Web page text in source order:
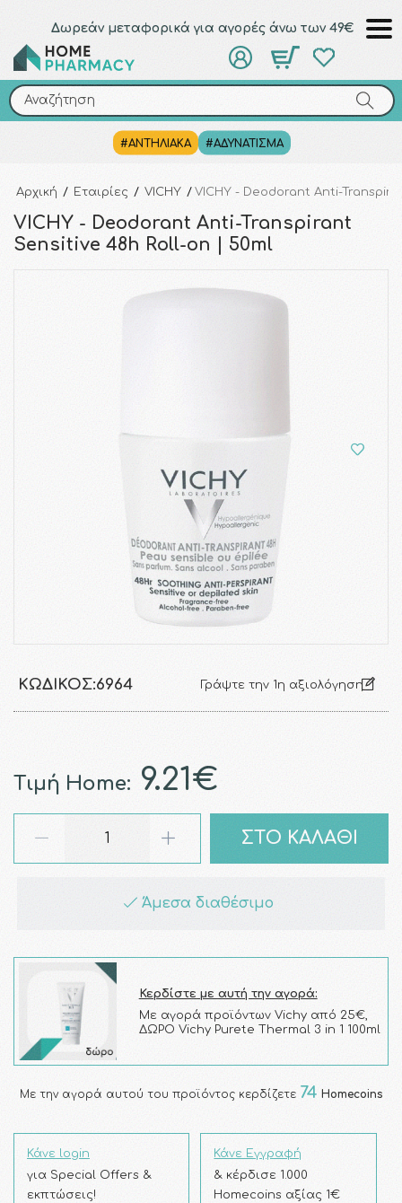
Δωρεάν μεταφορικά για αγορές άνω των 49€
Αναζήτηση
#ΑΝΤΗΛΙΑΚΑ #ΑΔΥΝΑΤΙΣΜΑ
Αναζήτηση
Αρχική / Εταιρίες / VICHY / VICHY - Deodorant Anti-
VICHY - Deodorant Anti-Transpirant
Sensitive 48h Roll-on | 50ml
ΚΩΔΙΚΌΣ:6964 Γράψτε την 1η αξιολόγηση
Τιμή Home: 9.21€
ΣΤΟ ΚΑΛΑΘΙ
Άμεσα διαθέσιμο
Κερδίστε με αυτή την αγορά:
Με αγορά προϊόντων Vichy από 25€,
ΔΩΡΟ Vichy Purete Thermal 3 in 1 100ml
Με την αγορά αυτού του προϊόντος κερδίζετε 74 Homecoins
Κάνε login
για Special Offers &
εκπτώσεις!
Κάνε Εγγραφή
& κέρδισε 1.000
Homecoins αξίας 1€